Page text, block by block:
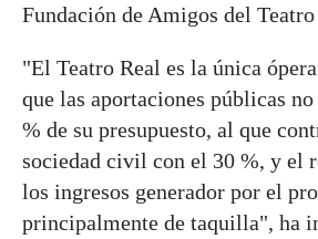
Fundación de Amigos del Teatro
"El Teatro Real es la única
que las aportaciones públicas
% de su presupuesto, al que
sociedad civil con el 30 %, y el
los ingresos generador por el
principalmente de taquilla", ha